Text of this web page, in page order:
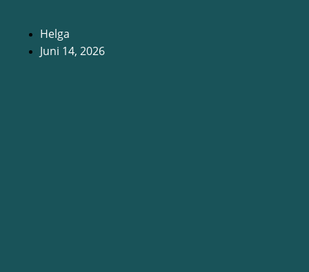
Helga
Juni 14, 2026